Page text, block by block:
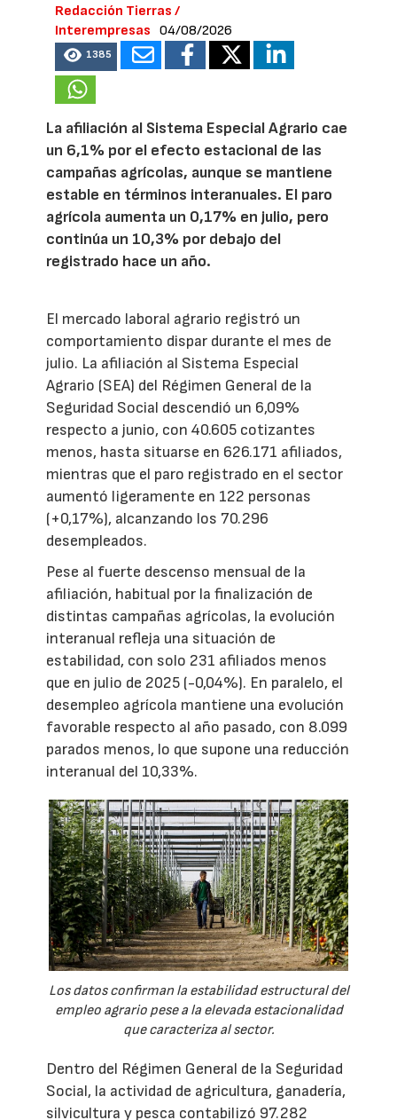
Redacción Tierras /
Interempresas
04/08/2026
1385
La afiliación al Sistema Especial Agrario cae
un 6,1% por el efecto estacional de las
campañas agrícolas, aunque se mantiene
estable en términos interanuales. El paro
agrícola aumenta un 0,17% en julio, pero
continúa un 10,3% por debajo del
registrado hace un año.
El mercado laboral agrario registró un
comportamiento dispar durante el mes de
julio. La afiliación al Sistema Especial
Agrario (SEA) del Régimen General de la
Seguridad Social descendió un 6,09%
respecto a junio, con 40.605 cotizantes
menos, hasta situarse en 626.171 afiliados,
mientras que el paro registrado en el sector
aumentó ligeramente en 122 personas
(+0,17%), alcanzando los 70.296
desempleados.
Pese al fuerte descenso mensual de la
afiliación, habitual por la finalización de
distintas campañas agrícolas, la evolución
interanual refleja una situación de
estabilidad, con solo 231 afiliados menos
que en julio de 2025 (-0,04%). En paralelo, el
desempleo agrícola mantiene una evolución
favorable respecto al año pasado, con 8.099
parados menos, lo que supone una reducción
interanual del 10,33%.
Los datos confirman la estabilidad estructural del
empleo agrario pese a la elevada estacionalidad
que caracteriza al sector.
Dentro del Régimen General de la Seguridad
Social, la actividad de agricultura, ganadería,
silvicultura y pesca contabilizó 97.282